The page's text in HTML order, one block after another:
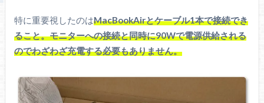
特に重要視したのはMacBookAirとケーブル1本で接続でき
ること。モニターへの接続と同時に90Wで電源供給される
のでわざわざ充電する必要もありません。